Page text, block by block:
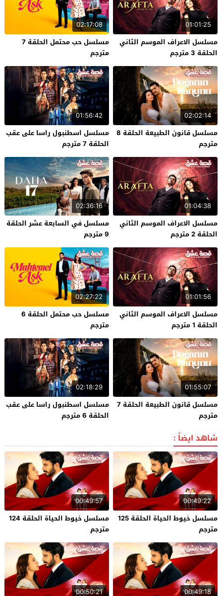
01:01:25
مسلسل الاعراف الموسم الثاني
الحلقة 3 مترجم
02:17:08
مسلسل حب محتمل الحلقة 7
مترجم
02:02:14
مسلسل قانون الطبيعة الحلقة 8
مترجم
01:56:42
مسلسل اسطنبول راسا على عقب
الحلقة 7 مترجم
01:04:38
مسلسل الاعراف الموسم الثاني
الحلقة 2 مترجم
02:36:16
مسلسل في السابعة عشر الحلقة
9 مترجم
01:01:56
مسلسل الاعراف الموسم الثاني
الحلقة 1 مترجم
02:27:22
مسلسل حب محتمل الحلقة 6
مترجم
01:55:07
مسلسل قانون الطبيعة الحلقة 7
مترجم
02:18:29
مسلسل اسطنبول راسا على عقب
الحلقة 6 مترجم
شاهد ايضاً :
00:49:22
مسلسل خيوط الحياة الحلقة 125
مترجم
00:49:57
مسلسل خيوط الحياة الحلقة 124
مترجم
00:49:18
00:50:21